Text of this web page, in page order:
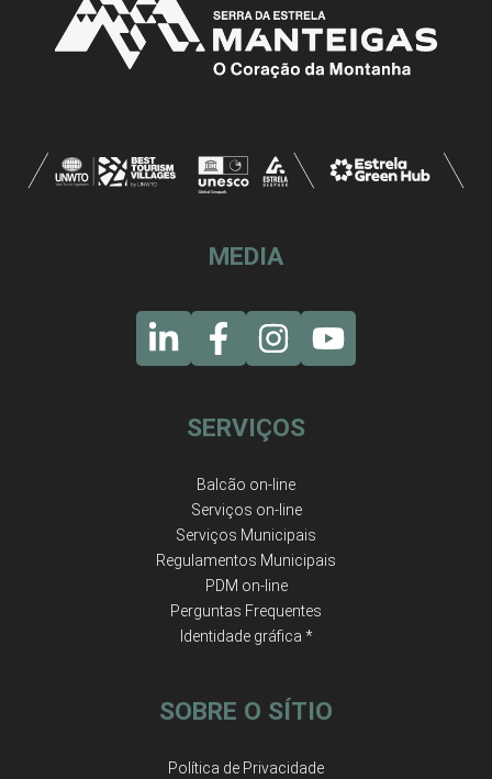
MEDIA
SERVIÇOS
Balcão on-line
Serviços on-line
Serviços Municipais
Regulamentos Municipais
PDM on-line
Perguntas Frequentes
Identidade gráfica *
SOBRE O SÍTIO
Política de Privacidade